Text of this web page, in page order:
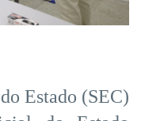
Estado (SEC)